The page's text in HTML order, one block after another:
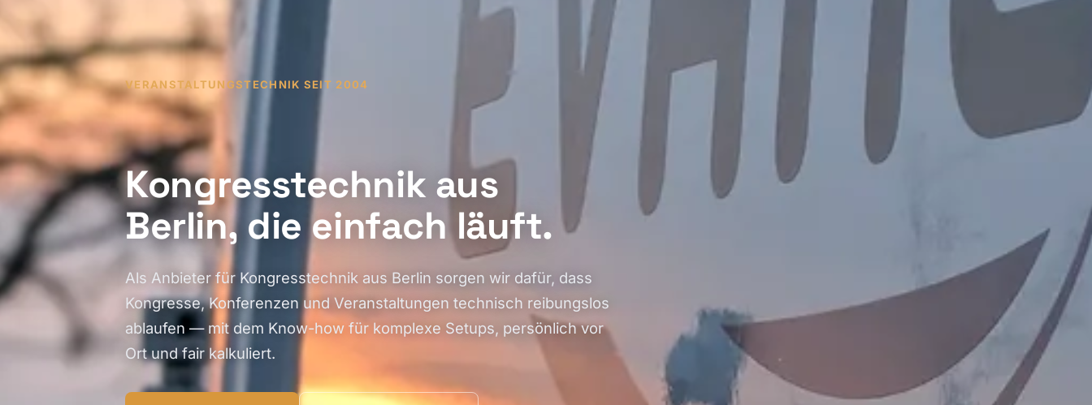
VERANSTALTUNGSTECHNIK SEIT 2004
Kongresstechnik aus
Berlin, die einfach läuft.
Als Anbieter für Kongresstechnik aus Berlin sorgen wir dafür, dass
Kongresse, Konferenzen und Veranstaltungen technisch reibungslos
ablaufen — mit dem Know-how für komplexe Setups, persönlich vor
Ort und fair kalkuliert.